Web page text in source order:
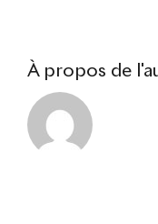
À propos de